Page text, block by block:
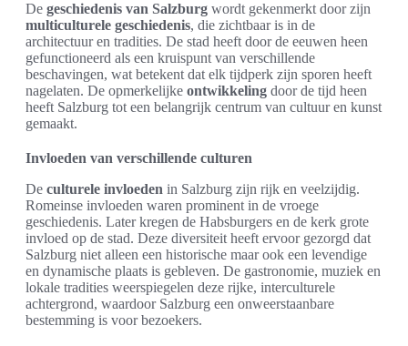
De geschiedenis van Salzburg wordt gekenmerkt door zijn
multiculturele geschiedenis, die zichtbaar is in de
architectuur en tradities. De stad heeft door de eeuwen heen
gefunctioneerd als een kruispunt van verschillende
beschavingen, wat betekent dat elk tijdperk zijn sporen heeft
nagelaten. De opmerkelijke ontwikkeling door de tijd heen
heeft Salzburg tot een belangrijk centrum van cultuur en kunst
gemaakt.
Invloeden van verschillende culturen
De culturele invloeden in Salzburg zijn rijk en veelzijdig.
Romeinse invloeden waren prominent in de vroege
geschiedenis. Later kregen de Habsburgers en de kerk grote
invloed op de stad. Deze diversiteit heeft ervoor gezorgd dat
Salzburg niet alleen een historische maar ook een levendige
en dynamische plaats is gebleven. De gastronomie, muziek en
lokale tradities weerspiegelen deze rijke, interculturele
achtergrond, waardoor Salzburg een onweerstaanbare
bestemming is voor bezoekers.